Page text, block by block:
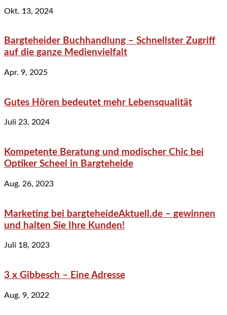
Okt. 13, 2024
Bargteheider Buchhandlung – Schnellster Zugriff
auf die ganze Medienvielfalt
Apr. 9, 2025
Gutes Hören bedeutet mehr Lebensqualität
Juli 23, 2024
Kompetente Beratung und modischer Chic bei
Optiker Scheel in Bargteheide
Aug. 26, 2023
Marketing bei bargteheideAktuell.de – gewinnen
und halten Sie Ihre Kunden!
Juli 18, 2023
3 x Gibbesch – Eine Adresse
Aug. 9, 2022